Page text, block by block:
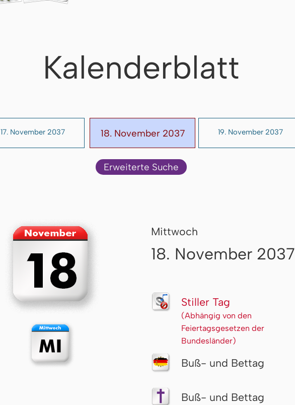
Kalenderblatt
17. November 2037 18. November 2037 19. November 2037
Erweiterte Suche
Mittwoch
18. November 2037
Stiller Tag
(Abhängig von den
Feiertagsgesetzen der
Bundesländer)
Buß- und Bettag
Buß- und Bettag